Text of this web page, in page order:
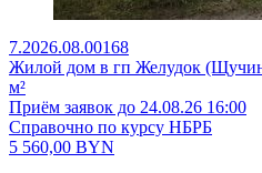
7.2026.08.00168
Жилой дом в гп Желудок
м²
Приём заявок до 24.08.26 16:00
Справочно по курсу НБРБ
5 560,00 BYN